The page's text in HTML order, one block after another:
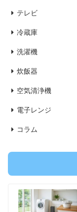
テレビ
冷蔵庫
洗濯機
炊飯器
空気清浄機
電子レンジ
コラム